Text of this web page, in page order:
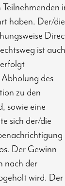
haben. Der/die
ist auch
des
zu den
sowie eine
sich der/die
Der Gewinn
nach der
wird. Der